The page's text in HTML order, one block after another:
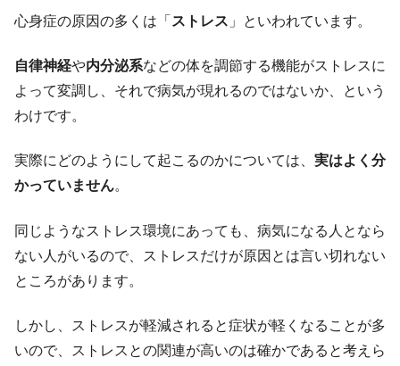
心身症の原因の多くは「 ストレス 」といわれています。
自律神経や内分泌系などの体を調節する機能がストレスに
よって変調し、それで病気が現れるのではないか、という
わけです。
実際にどのようにして起こるのかについては、 実はよく分
かっていません。
同じようなストレス環境にあっても、病気になる人となら
ない人がいるので、ストレスだけが原因とは言い切れない
ところがあります。
しかし、ストレスが軽減されると症状が軽くなることが多
いので、ストレスとの関連が高いのは確かであると考えら